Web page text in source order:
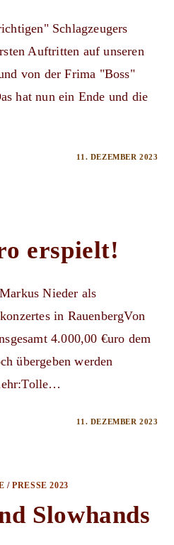
Schlagzeugers
Auftritten auf unseren
von der Frima "Boss"
hat nun ein Ende und die
11. DEZEMBER 2023
erspielt!
Nieder als
in RauenbergVon
4.000,00 €uro dem
übergeben werden
11. DEZEMBER 2023
/PRESSE 2023
Slowhands